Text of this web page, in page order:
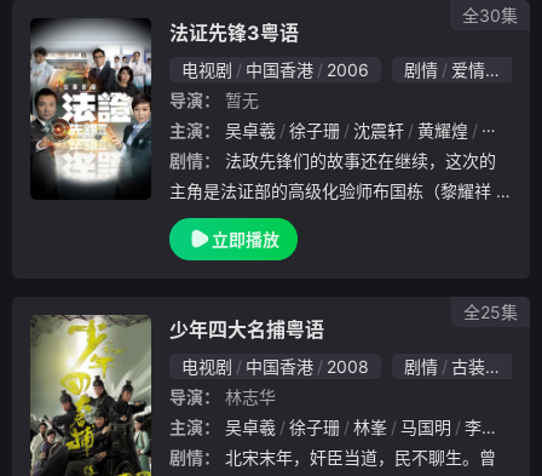
法证先锋3粤语
电视剧 中国香港 2006 剧情 爱情
导演：
暂无
主演：
吴卓羲 徐子珊 沈震轩 黄耀煌 刘丹
剧情：
主角是法证部的高级化验师布国栋（黎耀祥
饰）。号称“人肉百科全书”的国栋知识渊博，
且一直不断学习，他与法医科高级医生钟学心
立即播放
全30集
少年四大名捕粤语
电视剧 中国香港 2008 剧情 古装
导演：
林志华
主演：
吴卓羲 徐子珊 林峯 马国明 李天翔
剧情：
全25集